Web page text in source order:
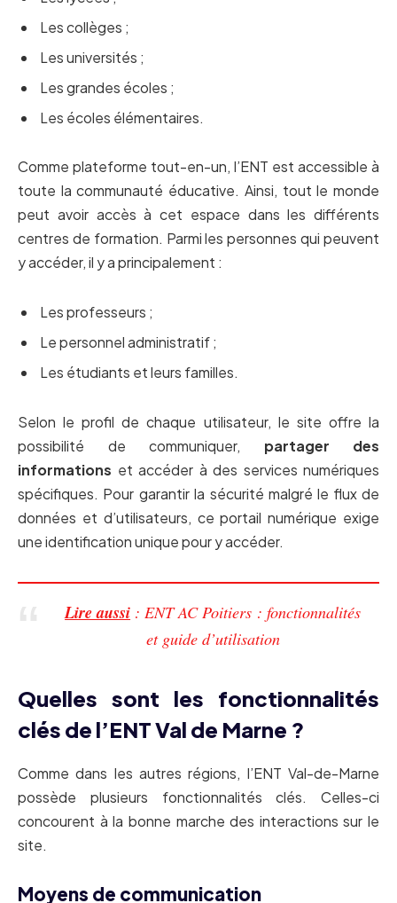
Les collèges ;
Les universités ;
Les grandes écoles ;
Les écoles élémentaires.
Comme plateforme tout-en-un, l’ENT est accessible à
toute la communauté éducative. Ainsi, tout le monde
peut avoir accès à cet espace dans les différents
centres de formation. Parmi les personnes qui peuvent
y accéder, il y a principalement :
Les professeurs ;
Le personnel administratif ;
Les étudiants et leurs familles.
Selon le profil de chaque utilisateur, le site offre la
possibilité de communiquer, partager des
informations et accéder à des services numériques
spécifiques. Pour garantir la sécurité malgré le flux de
données et d’utilisateurs, ce portail numérique exige
une identification unique pour y accéder.
Lire aussi : ENT AC Poitiers : fonctionnalités
et guide d’utilisation
Quelles sont les fonctionnalités
clés de l’ENT Val de Marne ?
Comme dans les autres régions, l’ENT Val-de-Marne
possède plusieurs fonctionnalités clés. Celles-ci
concourent à la bonne marche des interactions sur le
site.
Moyens de communication